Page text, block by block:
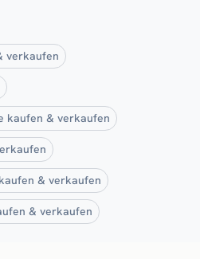
verkaufen
kaufen & verkaufen
& verkaufen
& verkaufen